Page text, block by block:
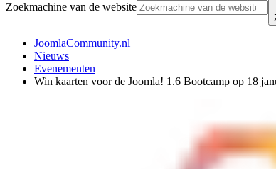
Zoekmachine van de website
JoomlaCommunity.nl
Nieuws
Evenementen
Win kaarten voor de Joomla! 1.6 Bootcamp op 18